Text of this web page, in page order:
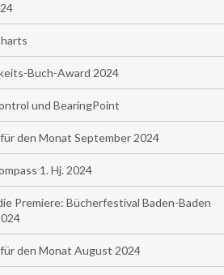
Buch-Award 2024
und BearingPoint
den Monat September 2024
1. Hj. 2024
Premiere: Bücherfestival Baden-Baden
den Monat August 2024